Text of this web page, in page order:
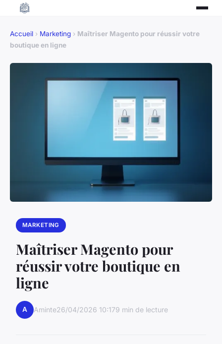
Accueil › Marketing › Maîtriser Magento pour réussir votre
boutique en ligne
MARKETING
Maîtriser Magento pour
réussir votre boutique en
ligne
A Aminte26/04/2026 10:179 min de lecture